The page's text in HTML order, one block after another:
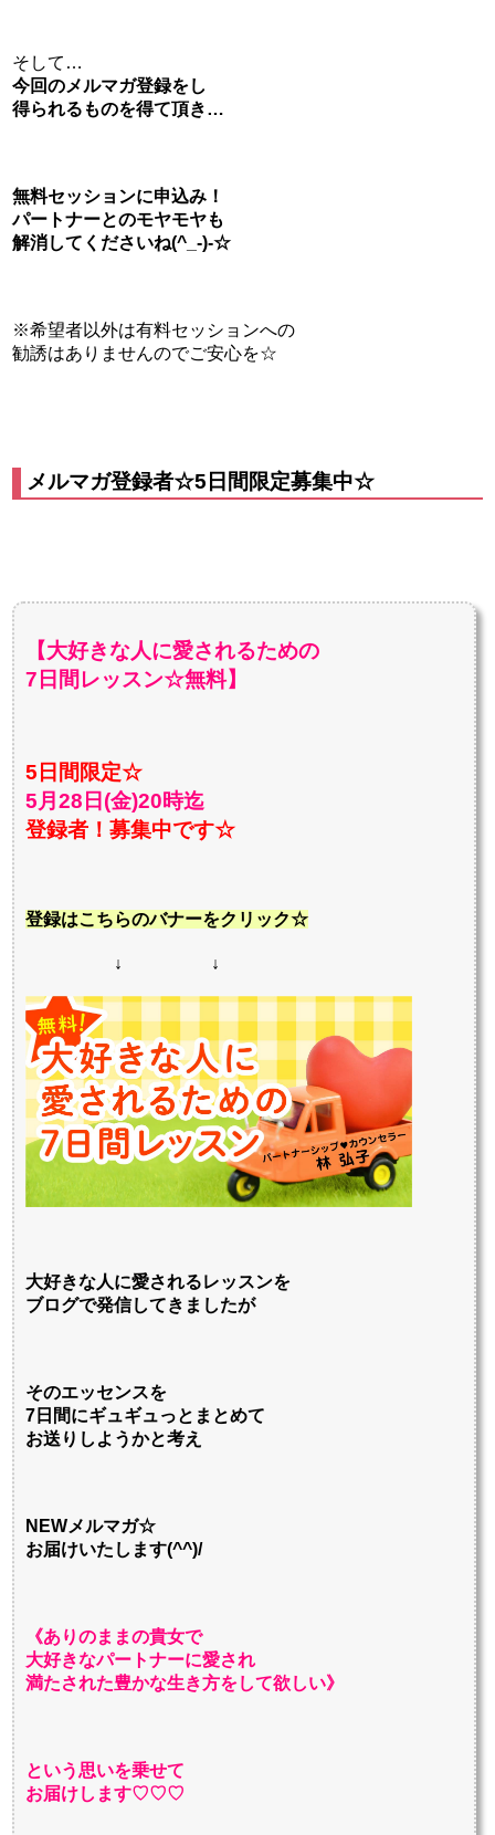
そして…
今回のメルマガ登録をし
得られるものを得て頂き…
無料セッションに申込み！
パートナーとのモヤモヤも
解消してくださいね(^_-)-☆
※希望者以外は有料セッションへの
勧誘はありませんのでご安心を☆
メルマガ登録者☆5日間限定募集中☆
【大好きな人に愛されるための
7日間レッスン☆無料】
5日間限定☆
5月28日(金)20時迄
登録者！募集中です☆
登録はこちらのバナーをクリック☆
↓ ↓
大好きな人に愛されるレッスンを
ブログで発信してきましたが
そのエッセンスを
7日間にギュギュっとまとめて
お送りしようかと考え
NEWメルマガ☆
お届けいたします(^^)/
《ありのままの貴女で
大好きなパートナーに愛され
満たされた豊かな生き方をして欲しい》
という思いを乗せて
お届けします♡♡♡